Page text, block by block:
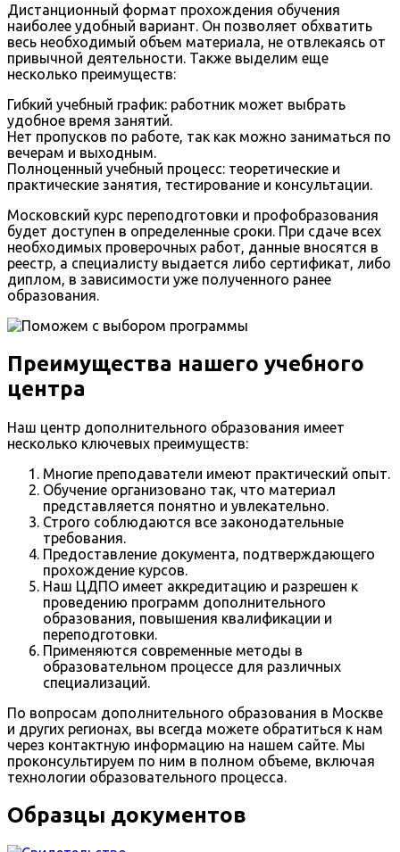
Дистанционный формат прохождения обучения
наиболее удобный вариант. Он позволяет обхватить
весь необходимый объем материала, не отвлекаясь от
привычной деятельности. Также выделим еще
несколько преимуществ:
Гибкий учебный график: работник может выбрать
удобное время занятий.
Нет пропусков по работе, так как можно заниматься по
вечерам и выходным.
Полноценный учебный процесс: теоретические и
практические занятия, тестирование и консультации.
Московский курс переподготовки и профобразования
будет доступен в определенные сроки. При сдаче всех
необходимых проверочных работ, данные вносятся в
реестр, а специалисту выдается либо сертификат, либо
диплом, в зависимости уже полученного ранее
образования.
Преимущества нашего учебного
центра
Наш центр дополнительного образования имеет
несколько ключевых преимуществ:
Многие преподаватели имеют практический опыт.
Обучение организовано так, что материал
представляется понятно и увлекательно.
Строго соблюдаются все законодательные
требования.
Предоставление документа, подтверждающего
прохождение курсов.
Наш ЦДПО имеет аккредитацию и разрешен к
проведению программ дополнительного
образования, повышения квалификации и
переподготовки.
Применяются современные методы в
образовательном процессе для различных
специализаций.
По вопросам дополнительного образования в Москве
и других регионах, вы всегда можете обратиться к нам
через контактную информацию на нашем сайте. Мы
проконсультируем по ним в полном объеме, включая
технологии образовательного процесса.
Образцы документов